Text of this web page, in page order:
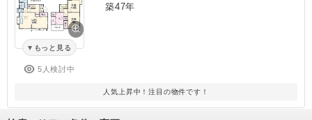
もっと見る
5人検討中
築47年
人気上昇中！注目の物件です！